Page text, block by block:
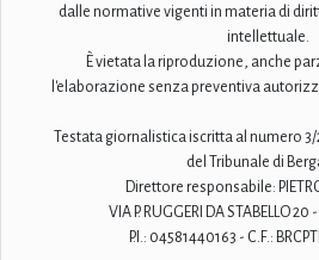
dalle normative vigenti in materia di
intellettuale.
È vietata la riproduzione, anche
l'elaborazione senza preventiva
Testata giornalistica iscritta al numero
del Tribunale di
Direttore responsabile: PIETRO
VIA P. RUGGERI DA STABELLO 20
P.I.: 04581440163 - C.F.: